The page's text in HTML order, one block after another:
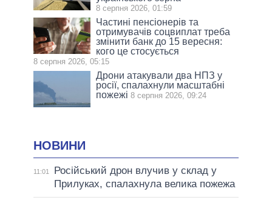
8 серпня 2026, 01:59
Частині пенсіонерів та
отримувачів соцвиплат треба
змінити банк до 15 вересня:
кого це стосується
8 серпня 2026, 05:15
Дрони атакували два НПЗ у
росії, спалахнули масштабні
пожежі 8 серпня 2026, 09:24
НОВИНИ
11:01
Російський дрон влучив у склад у
Прилуках, спалахнула велика пожежа